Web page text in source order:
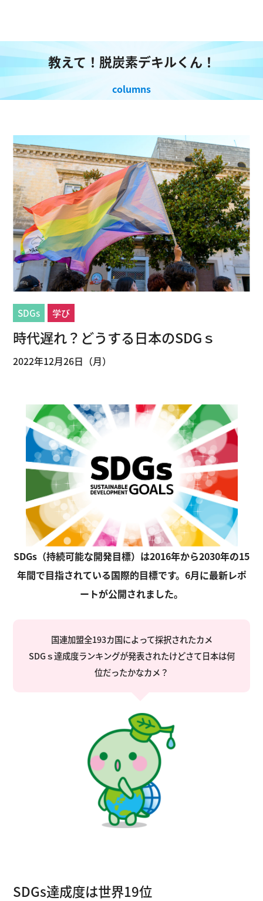
教えて！脱炭素デキルくん！
columns
SDGs 学び
時代遅れ？どうする日本のSDGｓ
2022年12月26日（月）
SDGs（持続可能な開発目標）は2016年から2030年の15
年間で目指されている国際的目標です。6月に最新レポ
ートが公開されました。
国連加盟全193カ国によって採択されたカメ
SDGｓ達成度ランキングが発表されたけどさて日本は何
位だったかなカメ？
SDGs達成度は世界19位